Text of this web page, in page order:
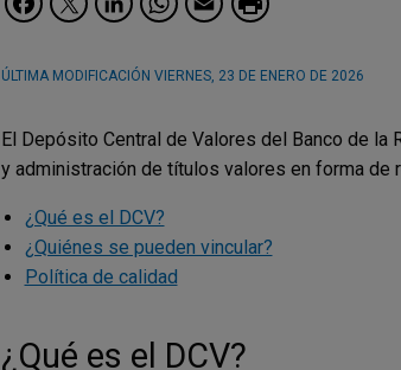
ÚLTIMA MODIFICACIÓN VIERNES, 23 DE ENERO DE 2026
El Depósito Central de Valores del Banco de
y administración de títulos valores en forma
¿Qué es el DCV?
¿Quiénes se pueden vincular?
Política de calidad
¿Qué es el DCV?